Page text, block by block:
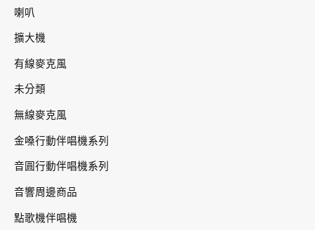
喇叭
擴大機
有線麥克風
未分類
無線麥克風
金嗓行動伴唱機系列
音圓行動伴唱機系列
音響周邊商品
點歌機伴唱機